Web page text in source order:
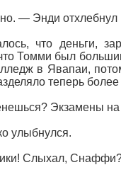
— Энди отхлебнул
что деньги,
Томми был
в Явапаи,
теперь
Экзамены
улыбнулся.
Слыхал,